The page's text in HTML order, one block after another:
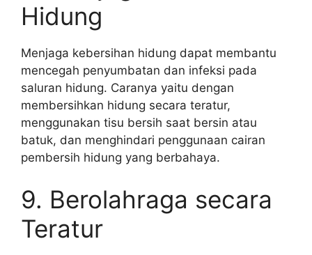
Hidung
Menjaga kebersihan hidung dapat membantu
mencegah penyumbatan dan infeksi pada
saluran hidung. Caranya yaitu dengan
membersihkan hidung secara teratur,
menggunakan tisu bersih saat bersin atau
batuk, dan menghindari penggunaan cairan
pembersih hidung yang berbahaya.
9. Berolahraga secara
Teratur